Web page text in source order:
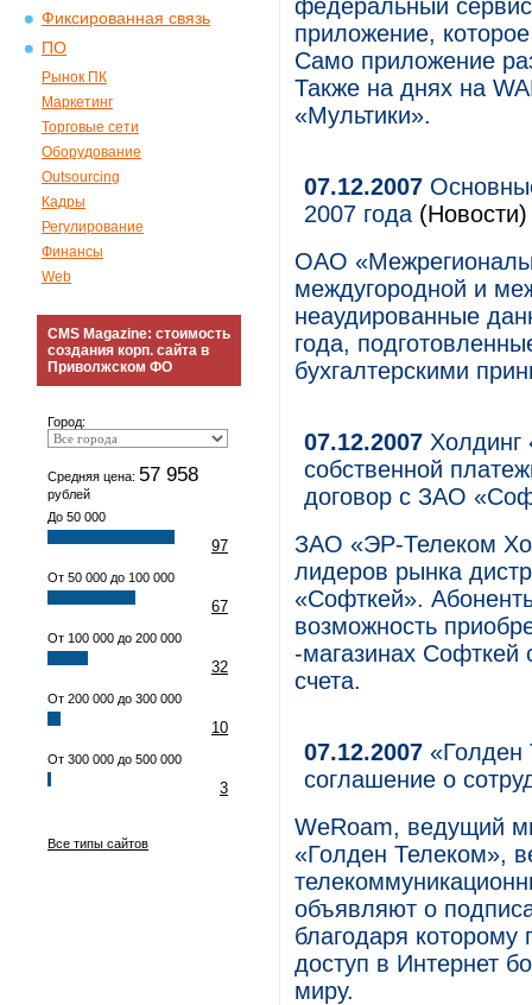
Фиксированная связь
ПО
Рынок ПК
Маркетинг
Торговые сети
Оборудование
Outsourcing
Кадры
Регулирование
Финансы
Web
CMS Magazine: стоимость
создания корп. сайта в
Приволжском ФО
Город:
Средняя цена: 57 958
рублей
До 50 000
97
От 50 000 до 100 000
67
От 100 000 до 200 000
32
От 200 000 до 300 000
10
От 300 000 до 500 000
3
Все типы сайтов
федеральный
приложение,
Само приложение
Также на днях на
«Мультики».
07.12.2007
2007 года (Новости)
ОАО
междугородной и
неаудированные
года,
бухгалтерскими
07.12.2007
собственной
договор с ЗАО
ЗАО «ЭР-Телеком
лидеров рынка
«Софткей».
возможность
-магазинах Софткей
счета.
07.12.2007 «Голден
соглашение о
WeRoam, ведущий
«Голден Телеком»,
объявляют о
благодаря которому
доступ в Интернет
миру.